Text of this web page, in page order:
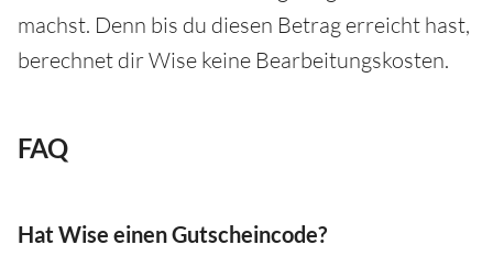
machst. Denn bis du diesen Betrag erreicht hast,
berechnet dir Wise keine Bearbeitungskosten.
FAQ
Hat Wise einen Gutscheincode?